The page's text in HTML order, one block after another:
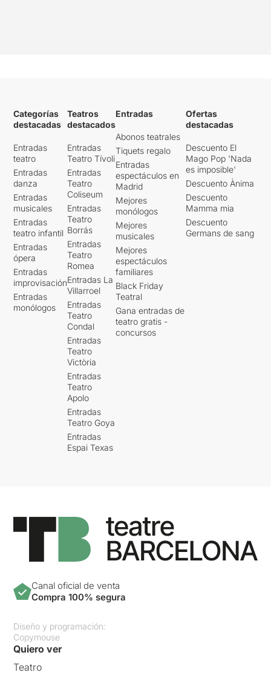
Categorías
destacadas
Entradas
teatro
Entradas
danza
Entradas
musicales
Entradas
teatro infantil
Entradas
ópera
Entradas
improvisación
Entradas
monólogos
Teatros
destacados
Entradas
Teatro Tívoli
Entradas
Teatro
Coliseum
Entradas
Teatro
Borrás
Entradas
Teatro
Romea
Entradas La
Villarroel
Entradas
Teatro
Condal
Entradas
Teatro
Victòria
Entradas
Teatro
Apolo
Entradas
Teatro Goya
Entradas
Espai Texas
Entradas
Abonos teatrales
Tiquets regalo
Entradas
espectáculos en
Madrid
Mejores
monólogos
Mejores
musicales
Mejores
espectáculos
familiares
Black Friday
Teatral
Gana entradas de
teatro gratis -
concursos
Ofertas
destacadas
Descuento El
Mago Pop 'Nada
es imposible'
Descuento Ànima
Descuento
Mamma mia
Descuento
Germans de sang
Canal oficial de venta
Compra 100% segura
Diseño y programación:
Copymouse
Quiero ver
Teatro